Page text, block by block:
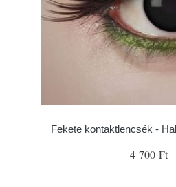
Fekete kontaktlencsék -
4 700 Ft